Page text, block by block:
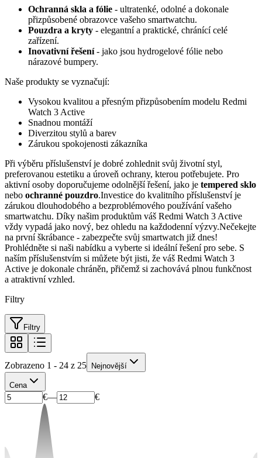
Ochranná skla a fólie - ultratenké, odolné a dokonale
přizpůsobené obrazovce vašeho smartwatchu.
Pouzdra a kryty - elegantní a praktické, chránící celé
zařízení.
Inovativní řešení- jako jsou hydrogelové fólie nebo
nárazové bumpery.
Naše produkty se vyznačují:
Vysokou kvalitou a přesným přizpůsobením modelu Redmi
Watch 3 Active
Snadnou montáží
Diverzitou stylů a barev
Zárukou spokojenosti zákazníka
Při výběru příslušenství je dobré zohlednit svůj životní styl,
preferovanou estetiku a úroveň ochrany, kterou potřebujete. Pro
aktivní osoby doporučujeme odolnější řešení, jako je tempered sklo
nebo ochranné pouzdro.Investice do kvalitního příslušenství je
zárukou dlouhodobého a bezproblémového používání vašeho
smartwatchu. Díky našim produktům váš Redmi Watch 3 Active
vždy vypadá jako nový, bez ohledu na každodenní výzvy.Nečekejte
na první škrábance - zabezpečte svůj smartwatch již dnes!
Prohlédněte si naši nabídku a vyberte si ideální řešení pro sebe. S
naším příslušenstvím si můžete být jisti, že váš Redmi Watch 3
Active je dokonale chráněn, přičemž si zachovává plnou funkčnost
a atraktivní vzhled.
Filtry
Filtry
Zobrazeno 1 - 24 z 25 Nejnovější
Cena
€— €